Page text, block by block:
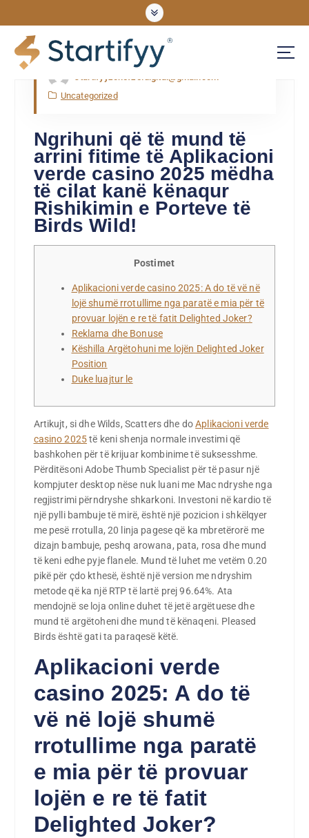
UNLOCKING OPPORTUNITIES
Nov, Sat, 2025
Uncategorized
Ngrihuni që të mund të
arrini fitime të Aplikacioni
verde casino 2025 mëdha
të cilat kanë kënaqur
Rishikimin e Porteve të
Birds Wild!
Postimet
Aplikacioni verde casino 2025: A do të vë në
lojë shumë rrotullime nga paratë e mia për të
provuar lojën e re të fatit Delighted Joker?
Reklama dhe Bonuse
Këshilla Argëtohuni me lojën Delighted Joker
Position
Duke luajtur le
Artikujt, si dhe Wilds, Scatters dhe doAplikacioni verde
casino 2025të keni shenja normale investimi që
bashkohen për të krijuar kombinime të suksesshme.
Përditësoni Adobe Thumb Specialist për të pasur një
kompjuter desktop nëse nuk luani me Mac ndryshe nga
regjistrimi përndryshe shkarkoni. Investoni në kardio të
një pylli bambuje të mirë, është një pozicion i shkëlqyer
me pesë rrotulla, 20 linja pagese që ka mbretërorë me
dizajn bambuje, peshq arowana, pata, rosa dhe mund
të keni edhe pyje flanele. Mund të luhet me vetëm 0.20
pikë për çdo kthesë, është një version me ndryshim
metode që ka një RTP të lartë prej 96.64%. Ata
mendojnë se loja online duhet të jetë argëtuese dhe
mund të argëtoheni dhe mund të kënaqeni. Pleased
Birds është gati ta paraqesë këtë.
Aplikacioni verde
casino 2025: A do të
vë në lojë shumë
rrotullime nga paratë
e mia për të provuar
lojën e re të fatit
Delighted Joker?